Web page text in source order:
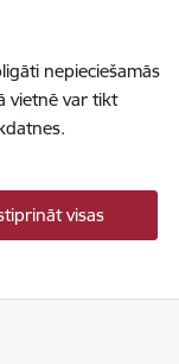
nepieciešamās
vietnē var tikt
visas